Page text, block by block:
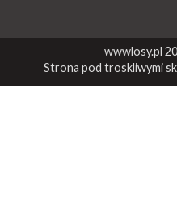
wwwlosy.pl
Strona pod troskliwymi